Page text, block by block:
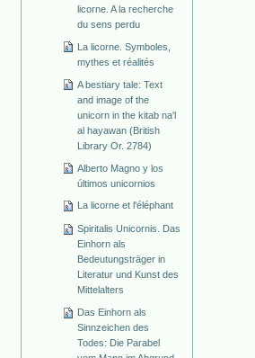
licorne. A la recherche
du sens perdu
La licorne. Symboles,
mythes et réalités
A bestiary tale: Text
and image of the
unicorn in the kitab na'l
al hayawan (British
Library Or. 2784)
Alberto Magno y los
últimos unicornios
La licorne et l'éléphant
Spiritalis Unicornis. Das
Einhorn als
Bedeutungsträger in
Literatur und Kunst des
Mittelalters
Das Einhorn als
Sinnzeichen des
Todes: Die Parabel